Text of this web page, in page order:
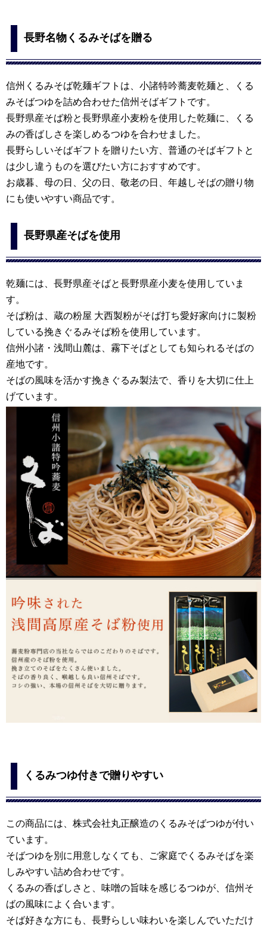
長野名物くるみそばを贈る
信州くるみそば乾麺ギフトは、小諸特吟蕎麦乾麺と、くる
みそばつゆを詰め合わせた信州そばギフトです。
長野県産そば粉と長野県産小麦粉を使用した乾麺に、くる
みの香ばしさを楽しめるつゆを合わせました。
長野らしいそばギフトを贈りたい方、普通のそばギフトと
は少し違うものを選びたい方におすすめです。
お歳暮、母の日、父の日、敬老の日、年越しそばの贈り物
にも使いやすい商品です。
長野県産そばを使用
乾麺には、長野県産そばと長野県産小麦を使用していま
す。
そば粉は、蔵の粉屋 大西製粉がそば打ち愛好家向けに製粉
している挽きぐるみそば粉を使用しています。
信州小諸・浅間山麓は、霧下そばとしても知られるそばの
産地です。
そばの風味を活かす挽きぐるみ製法で、香りを大切に仕上
げています。
くるみつゆ付きで贈りやすい
この商品には、株式会社丸正醸造のくるみそばつゆが付い
ています。
そばつゆを別に用意しなくても、ご家庭でくるみそばを楽
しみやすい詰め合わせです。
くるみの香ばしさと、味噌の旨味を感じるつゆが、信州そ
ばの風味によく合います。
そば好きな方にも、長野らしい味わいを楽しんでいただけ